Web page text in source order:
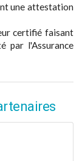
une attestation
certifié faisant
par l'Assurance